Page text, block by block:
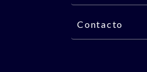
Contacto